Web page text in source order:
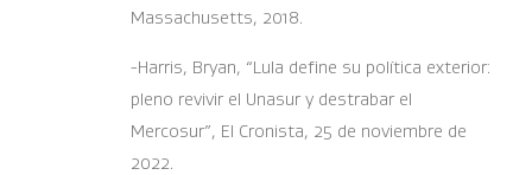
Massachusetts, 2018.
-Harris, Bryan, “Lula define su política exterior:
pleno revivir el Unasur y destrabar el
Mercosur”, El Cronista, 25 de noviembre de
2022.